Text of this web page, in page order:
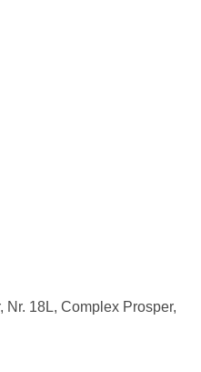
Nr. 18L, Complex Prosper,